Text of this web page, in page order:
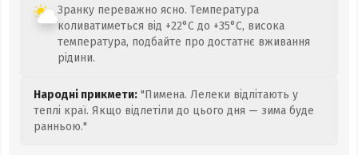
Зранку переважно ясно. Температура
коливатиметься від +22°C до +35°C, висока
температура, подбайте про достатнє вживання
рідини.
Народні прикмети: "Пимена. Лелеки відлітають у
теплі краї. Якщо відлетіли до цього дня — зима буде
ранньою."